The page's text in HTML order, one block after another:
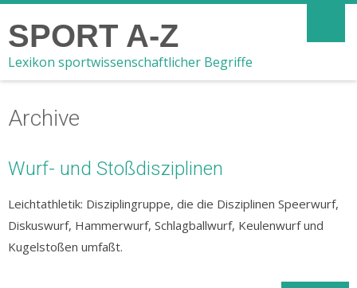
SPORT A-Z
Lexikon sportwissenschaftlicher Begriffe
Archive
Wurf- und Stoßdisziplinen
Leichtathletik: Disziplingruppe, die die Disziplinen Speerwurf,
Diskuswurf, Hammerwurf, Schlagballwurf, Keulenwurf und
Kugelstoßen umfaßt.